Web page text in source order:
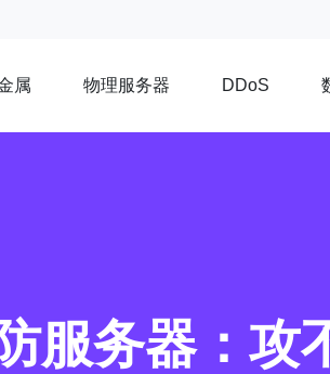
属 物理服务器 DDoS
服务器：攻